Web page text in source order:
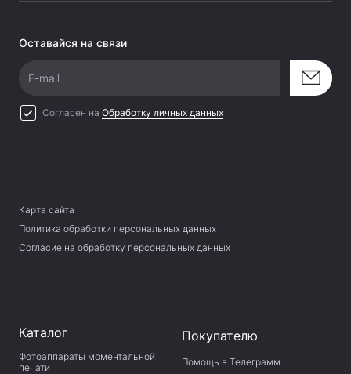
Оставайся на связи
E-mail
Согласен на Обработку личных данных
Карта сайта
Политика обработки персональных данных
Согласие на обработку персональных данных
Каталог
Фотоаппараты моментальной
печати
Покупателю
Помощь в Телеграмм